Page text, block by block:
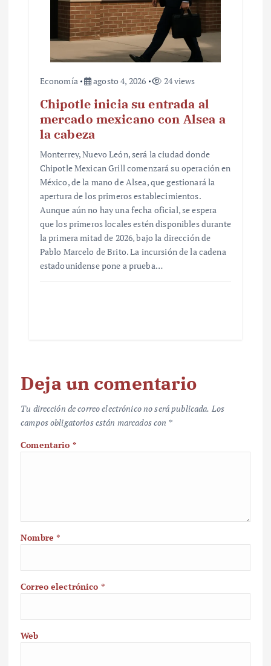
Economía agosto 4, 2026 24 views
Chipotle inicia su entrada al
mercado mexicano con Alsea a
la cabeza
Monterrey, Nuevo León, será la ciudad donde
Chipotle Mexican Grill comenzará su operación en
México, de la mano de Alsea, que gestionará la
apertura de los primeros establecimientos.
Aunque aún no hay una fecha oficial, se espera
que los primeros locales estén disponibles durante
la primera mitad de 2026, bajo la dirección de
Pablo Marcelo de Brito. La incursión de la cadena
estadounidense pone a prueba…
Deja un comentario
Tu dirección de correo electrónico no será publicada. Los
campos obligatorios están marcados con *
Comentario *
Nombre*
Correo electrónico *
Web